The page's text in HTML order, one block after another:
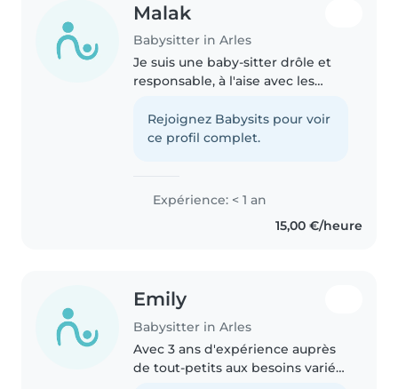
Malak
Babysitter in Arles
Je suis une baby-sitter drôle et
responsable, à l'aise avec les
préscolaire et écoliers. Je parle
arabe et français, et je maîtrise
Rejoignez Babysits pour voir
ce profil complet.
Expérience: < 1 an
15,00 €/heure
Emily
Babysitter in Arles
Avec 3 ans d'expérience auprès
de tout-petits aux besoins variés,